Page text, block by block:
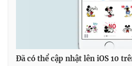
Đã có thể cập nhật lên iOS 10